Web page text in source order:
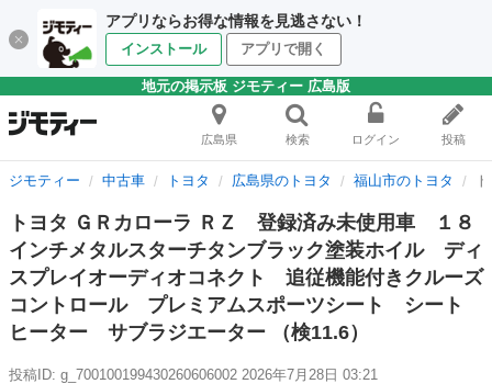
アプリならお得な情報を見逃さない！
インストール アプリで開く
地元の掲示板 ジモティー 広島版
広島県 検索 ログイン 投稿
ジモティー 中古車 トヨタ 広島県のトヨタ 福山市のトヨタ
トヨタ ＧＲカローラ ＲＺ 登録済み未使用車 １８
インチメタルスターチタンブラック塗装ホイル ディ
スプレイオーディオコネクト 追従機能付きクルーズ
コントロール プレミアムスポーツシート シート
ヒーター サブラジエーター （検11.6）
投稿ID: g_700100199430260606002 2026年7月28日 03:21